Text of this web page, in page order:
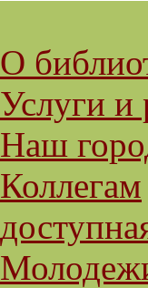
О
Услуги и
Наш
Коллегам